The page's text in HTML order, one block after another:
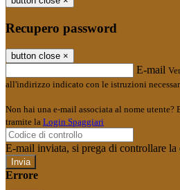
Recupero password
button close ×
E-mail
all'indirizzo indicato con le istruzioni
Non hai una e-mail associata al nome utente?
tramite la Login Spaggiari
E-mail inviata, si prega di controllare la
Errore